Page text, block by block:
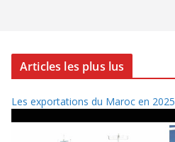
Articles les plus lus
Les exportations du Maroc en 2025